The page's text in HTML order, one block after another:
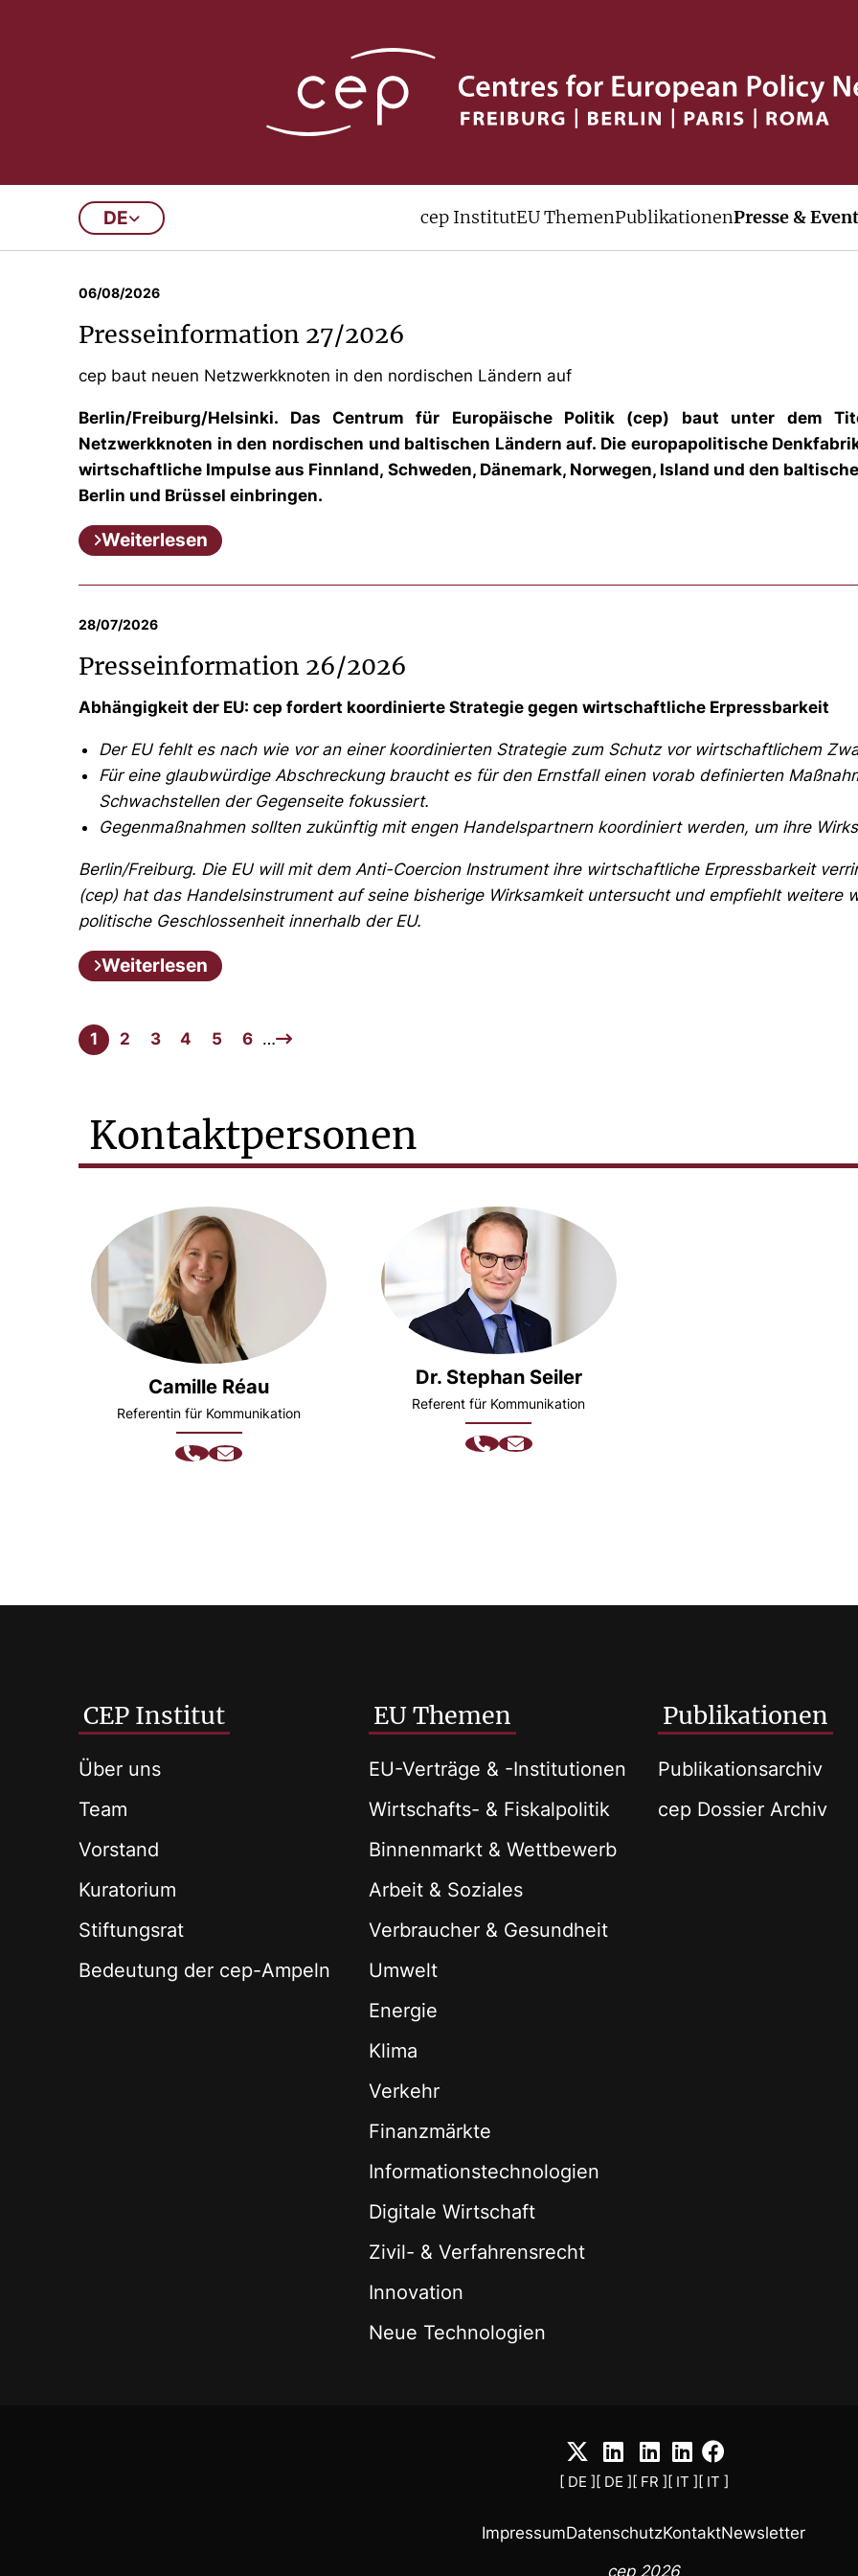
DE cep InstitutEU ThemenPublikationenPresse &
Presseinformationen
2 3
06/08/2026
Presseinformation 27/2026
cep baut neuen Netzwerkknoten in den nordischen Ländern auf
Berlin/Freiburg/Helsinki. Das Centrum für Europäische Politik (cep) baut unter dem
Netzwerkknoten in den nordischen und baltischen Ländern auf. Die europapolitische
wirtschaftliche Impulse aus Finnland, Schweden, Dänemark, Norwegen, Island und den
Berlin und Brüssel einbringen.
Weiterlesen
28/07/2026
Presseinformation 26/2026
Abhängigkeit der EU: cep fordert koordinierte Strategie gegen wirtschaftliche Erpressbarkeit
Der EU fehlt es nach wie vor an einer koordinierten Strategie zum Schutz vor wirtschaftlichem
Für eine glaubwürdige Abschreckung braucht es für den Ernstfall einen vorab definierten
Schwachstellen der Gegenseite fokussiert.
Gegenmaßnahmen sollten zukünftig mit engen Handelspartnern koordiniert werden, um ihre
Berlin/Freiburg. Die EU will mit dem Anti-Coercion Instrument ihre wirtschaftliche Erpressbarkeit
(cep) hat das Handelsinstrument auf seine bisherige Wirksamkeit untersucht und empfiehlt weitere
politische Geschlossenheit innerhalb der EU.
Weiterlesen
1 2 3 4 5 6 …
Kontaktpersonen
Camille Réau
Referentin für Kommunikation
Dr. Stephan Seiler
Referent für Kommunikation
CEP Institut
Über uns
Team
Vorstand
Kuratorium
Stiftungsrat
Bedeutung der cep-Ampeln
EU Themen
EU-Verträge & -Institutionen
Wirtschafts- & Fiskalpolitik
Binnenmarkt & Wettbewerb
Arbeit & Soziales
Verbraucher & Gesundheit
Umwelt
Energie
Klima
Verkehr
Finanzmärkte
Informationstechnologien
Digitale Wirtschaft
Zivil- & Verfahrensrecht
Innovation
Neue Technologien
Publikationen
Publikationsarchiv
cep Dossier Archiv
[ DE ][ DE ][ FR ][ IT ][ IT ]
ImpressumDatenschutzKontaktNewsletter
cep 2026